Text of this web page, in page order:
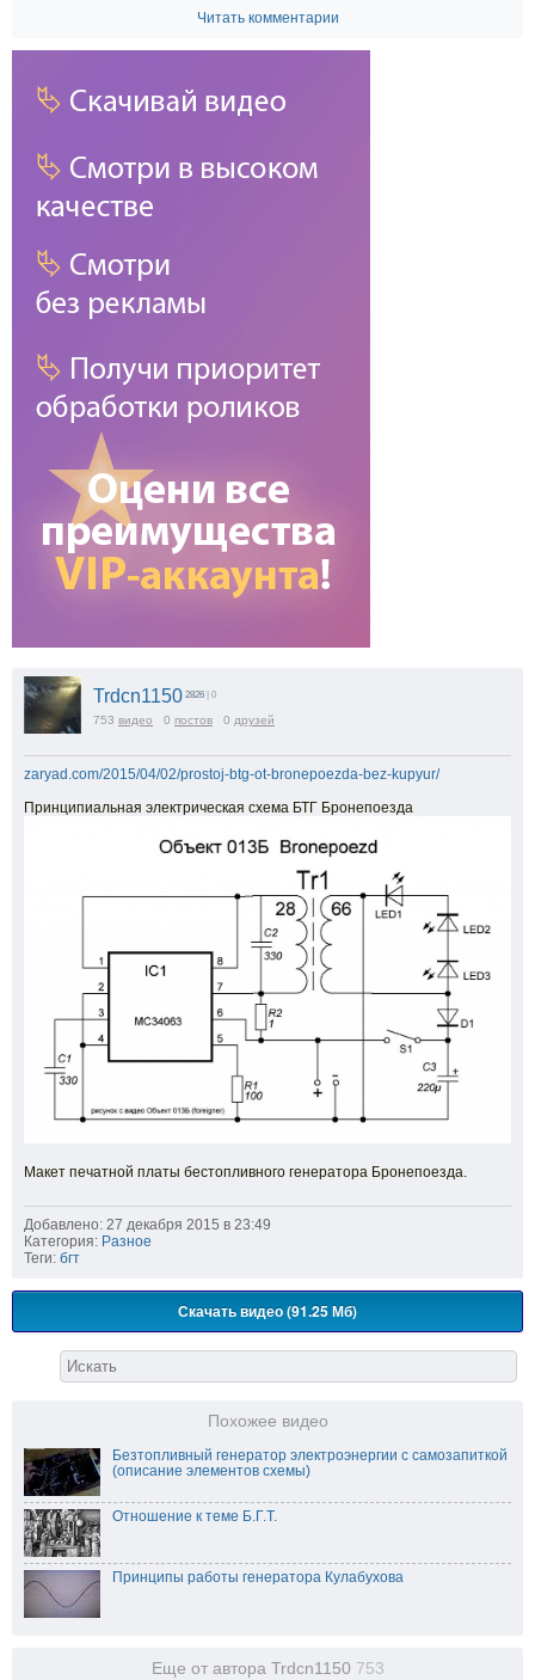
Читать комментарии
Trdcn1150 2826 | 0
753 видео 0 постов 0 друзей
zaryad.com/2015/04/02/prostoj-btg-ot-bronepoezda-bez-kupyur/
Принципиальная электрическая схема БТГ Бронепоезда
Макет печатной платы бестопливного генератора Бронепоезда.
Добавлено: 27 декабря 2015 в 23:49
Категория: Разное
Теги: бгт
Скачать видео (91.25 Мб)
Похожее видео
Безтопливный генератор электроэнергии с самозапиткой
(описание элементов схемы)
Отношение к теме Б.Г.Т.
Принципы работы генератора Кулабухова
Еще от автора Trdcn1150 753